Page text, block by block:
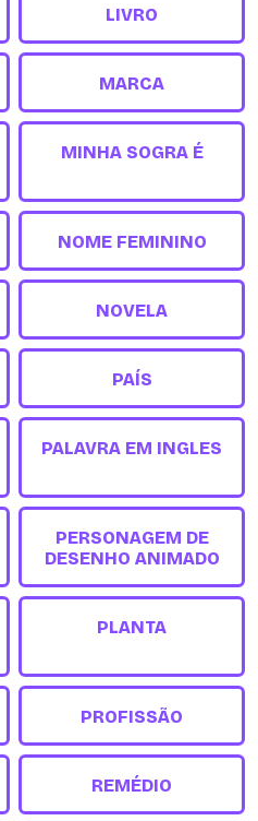
LIVRO
MARCA
MINHA SOGRA É
NOME FEMININO
NOVELA
PAÍS
PALAVRA EM INGLES
PERSONAGEM DE
DESENHO ANIMADO
PLANTA
PROFISSÃO
REMÉDIO